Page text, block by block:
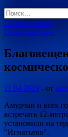
Найти:
Главное меню
Происшествия
11.04.2019 - от
Амурчан и всех
встречать 12-
установили на
"Игнатьево".